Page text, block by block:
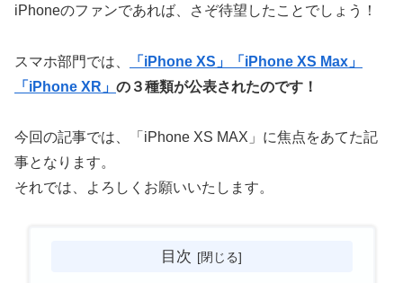
iPhoneのファンであれば、さぞ待望したことでしょう！
スマホ部門では、 「iPhone XS」
「iPhone XS Max」
「iPhone XR」 の３種類が公表されたのです！
今回の記事では、「iPhone XS MAX」に焦点をあてた記
事となります。
それでは、よろしくお願いいたします。
目次